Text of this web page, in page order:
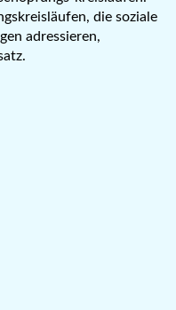
die soziale
adressieren,